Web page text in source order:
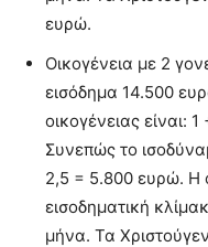
ευρώ.
Οικογένεια με 2
εισόδημα 14.500
οικογένειας είναι:
Συνεπώς το
2,5 = 5.800 ευρώ. Η
εισοδηματική
μήνα. Τα